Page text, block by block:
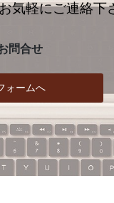
気軽にご連絡下
問合せ
ォームへ